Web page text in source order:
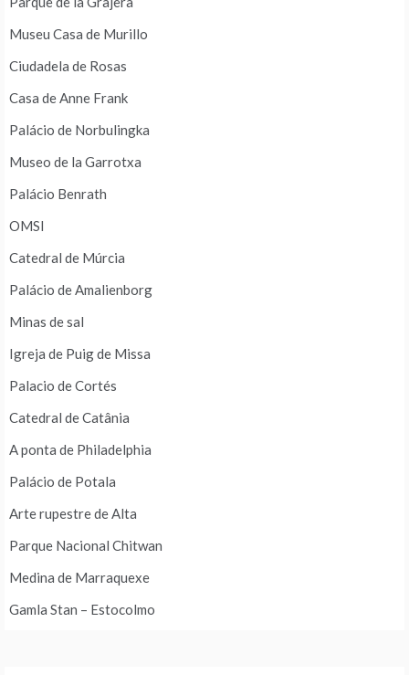
Museu Casa de Murillo
Ciudadela de Rosas
Casa de Anne Frank
Palácio de Norbulingka
Museo de la Garrotxa
Palácio Benrath
OMSI
Catedral de Múrcia
Palácio de Amalienborg
Minas de sal
Igreja de Puig de Missa
Palacio de Cortés
Catedral de Catânia
A ponta de Philadelphia
Palácio de Potala
Arte rupestre de Alta
Parque Nacional Chitwan
Medina de Marraquexe
Gamla Stan – Estocolmo